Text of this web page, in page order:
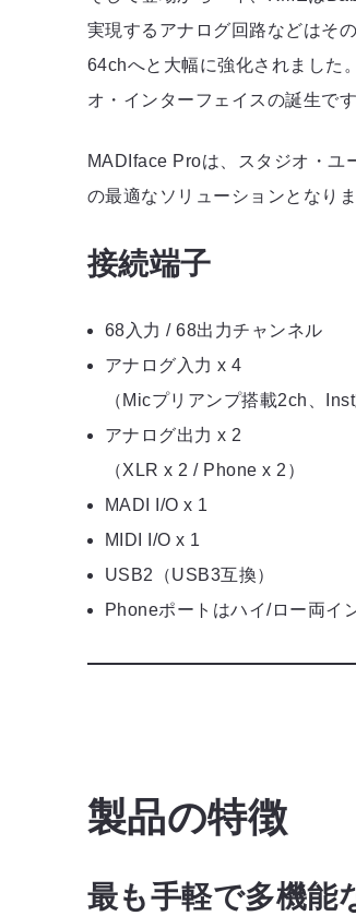
実現するアナログ回路などはそ
64chへと大幅に強化されました
オ・インターフェイスの誕生です
MADIface Proは、スタジオ・ユ
の最適なソリューションとなりま
接続端子
68入力 / 68出力チャンネル
アナログ入力 x 4
（Micプリアンプ搭載2ch、Inst
アナログ出力 x 2
（XLR x 2 / Phone x 2）
MADI I/O x 1
MIDI I/O x 1
USB2（USB3互換）
Phoneポートはハイ/ロー両イ
製品の特徴
最も手軽で多機能